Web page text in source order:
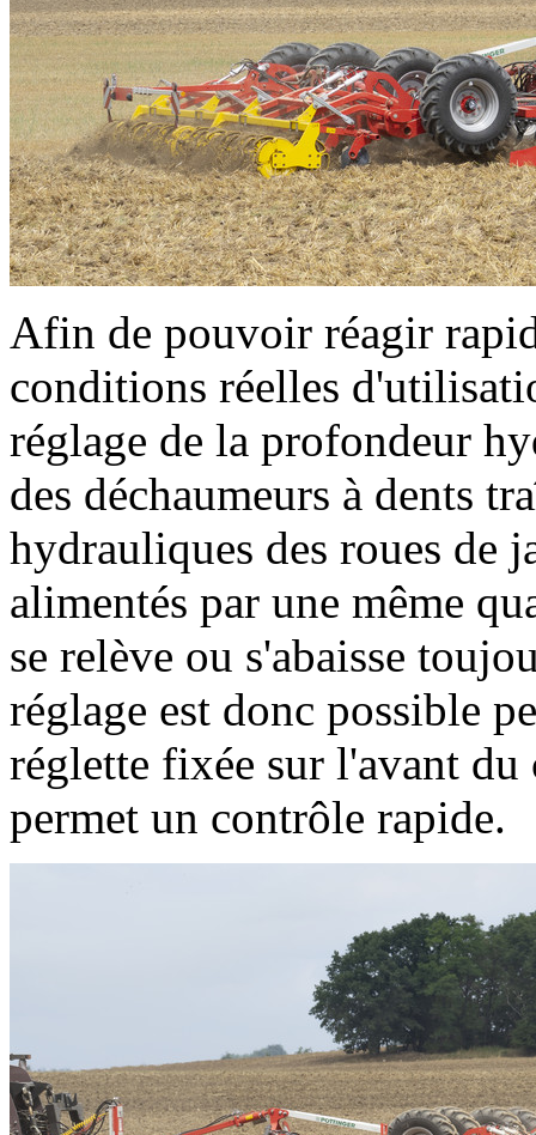
Afin de pouvoir réagir
conditions réelles
réglage de la profondeur
des déchaumeurs à dents
hydrauliques des roues de
alimentés par une même
se relève ou s'abaisse
réglage est donc possible
réglette fixée sur l'avant
permet un contrôle rapide.